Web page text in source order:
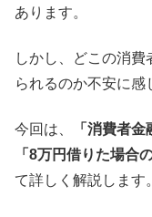
あります。
しかし、どこの消費
られるのか不安に感
今回は、
「消費者
「8万円借りた場合
て詳しく解説します。